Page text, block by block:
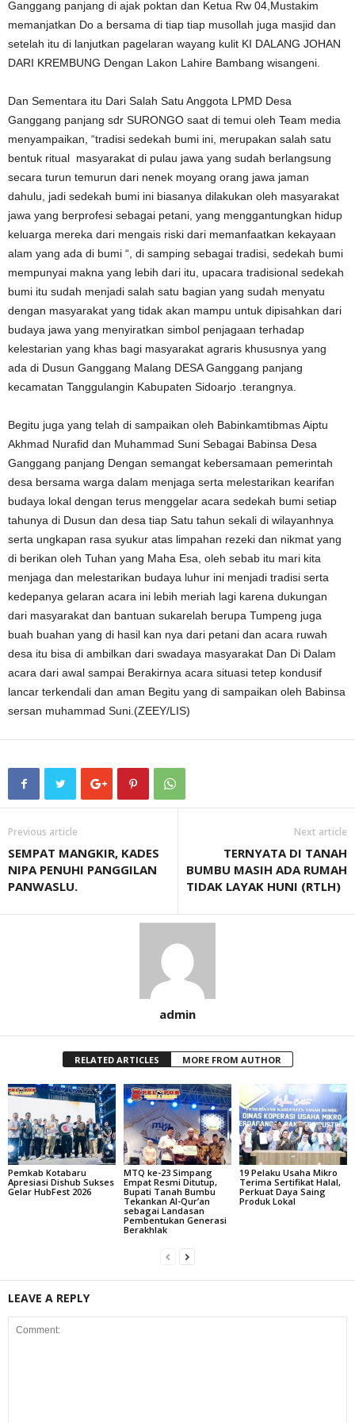
Ganggang panjang di ajak poktan dan Ketua Rw 04,Mustakim
memanjatkan Do a bersama di tiap tiap musollah juga masjid dan
setelah itu di lanjutkan pagelaran wayang kulit KI DALANG JOHAN
DARI KREMBUNG Dengan Lakon Lahire Bambang wisangeni.
Dan Sementara itu Dari Salah Satu Anggota LPMD Desa
Ganggang panjang sdr SURONGO saat di temui oleh Team media
menyampaikan, “tradisi sedekah bumi ini, merupakan salah satu
bentuk ritual masyarakat di pulau jawa yang sudah berlangsung
secara turun temurun dari nenek moyang orang jawa jaman
dahulu, jadi sedekah bumi ini biasanya dilakukan oleh masyarakat
jawa yang berprofesi sebagai petani, yang menggantungkan hidup
keluarga mereka dari mengais riski dari memanfaatkan kekayaan
alam yang ada di bumi “, di samping sebagai tradisi, sedekah bumi
mempunyai makna yang lebih dari itu, upacara tradisional sedekah
bumi itu sudah menjadi salah satu bagian yang sudah menyatu
dengan masyarakat yang tidak akan mampu untuk dipisahkan dari
budaya jawa yang menyiratkan simbol penjagaan terhadap
kelestarian yang khas bagi masyarakat agraris khususnya yang
ada di Dusun Ganggang Malang DESA Ganggang panjang
kecamatan Tanggulangin Kabupaten Sidoarjo .terangnya.
Begitu juga yang telah di sampaikan oleh Babinkamtibmas Aiptu
Akhmad Nurafid dan Muhammad Suni Sebagai Babinsa Desa
Ganggang panjang Dengan semangat kebersamaan pemerintah
desa bersama warga dalam menjaga serta melestarikan kearifan
budaya lokal dengan terus menggelar acara sedekah bumi setiap
tahunya di Dusun dan desa tiap Satu tahun sekali di wilayanhnya
serta ungkapan rasa syukur atas limpahan rezeki dan nikmat yang
di berikan oleh Tuhan yang Maha Esa, oleh sebab itu mari kita
menjaga dan melestarikan budaya luhur ini menjadi tradisi serta
kedepanya gelaran acara ini lebih meriah lagi karena dukungan
dari masyarakat dan bantuan sukarelah berupa Tumpeng juga
buah buahan yang di hasil kan nya dari petani dan acara ruwah
desa itu bisa di ambilkan dari swadaya masyarakat Dan Di Dalam
acara dari awal sampai Berakirnya acara situasi tetep kondusif
lancar terkendali dan aman Begitu yang di sampaikan oleh Babinsa
sersan muhammad Suni.(ZEEY/LIS)
Previous article
SEMPAT MANGKIR, KADES
NIPA PENUHI PANGGILAN
PANWASLU.
Next article
TERNYATA DI TANAH
BUMBU MASIH ADA RUMAH
TIDAK LAYAK HUNI (RTLH)
admin
RELATED ARTICLES MORE FROM AUTHOR
Pemkab Kotabaru
Apresiasi Dishub Sukses
Gelar HubFest 2026
MTQ ke-23 Simpang
Empat Resmi Ditutup,
Bupati Tanah Bumbu
Tekankan Al-Qur’an
sebagai Landasan
Pembentukan Generasi
Berakhlak
19 Pelaku Usaha Mikro
Terima Sertifikat Halal,
Perkuat Daya Saing
Produk Lokal
LEAVE A REPLY